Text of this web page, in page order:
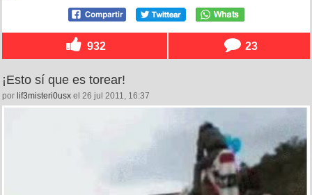
932 23
¡Esto sí que es torear!
por lif3misteri0usx el 26 jul 2011, 16:37